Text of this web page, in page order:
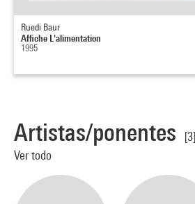
Ruedi Baur
Affiche L'alimentation
1995
Artistas/ponentes
[3]
Ver todo